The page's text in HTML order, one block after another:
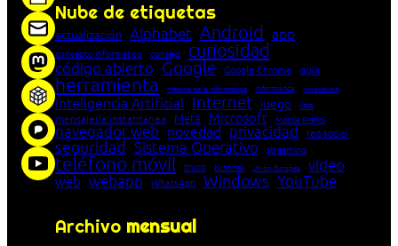
Nube de etiquetas
actualización Alphabet Android app
concepto informático consejo curiosidad
código abierto Google Google Chrome guía
herramienta historia de la Informática Informática innovación
Inteligencia Artificial Internet juego lista
mensajería instantánea Meta Microsoft Mozilla Firefox
navegador web novedad privacidad red social
seguridad Sistema Operativo streaming
teléfono móvil truco tutorial Unión Europea vídeo
web webapp WhatsApp Windows YouTube
Archivo mensual